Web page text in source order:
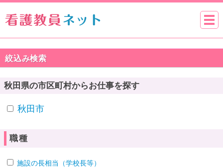
絞込み検索
秋田県の市区町村からお仕事を探す
秋田市
職種
施設の長相当（学校長等）